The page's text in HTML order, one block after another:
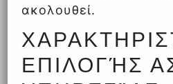
ακολουθεί.
ΕΠΙΛΟΓΉΣ